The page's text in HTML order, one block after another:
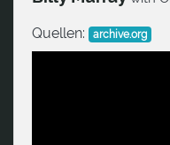
Quellen: archive.org